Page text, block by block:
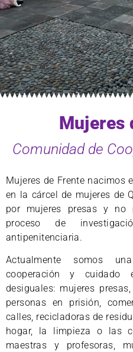
Mujeres
Comunidad de
Mujeres de Frente nacimos
en la cárcel de mujeres de
por mujeres presas y no
proceso de
antipenitenciaria.
Actualmente somos
cooperación y cuidado
desiguales: mujeres
personas en prisión,
calles, recicladoras de
hogar, la limpieza o las
maestras y profesoras,